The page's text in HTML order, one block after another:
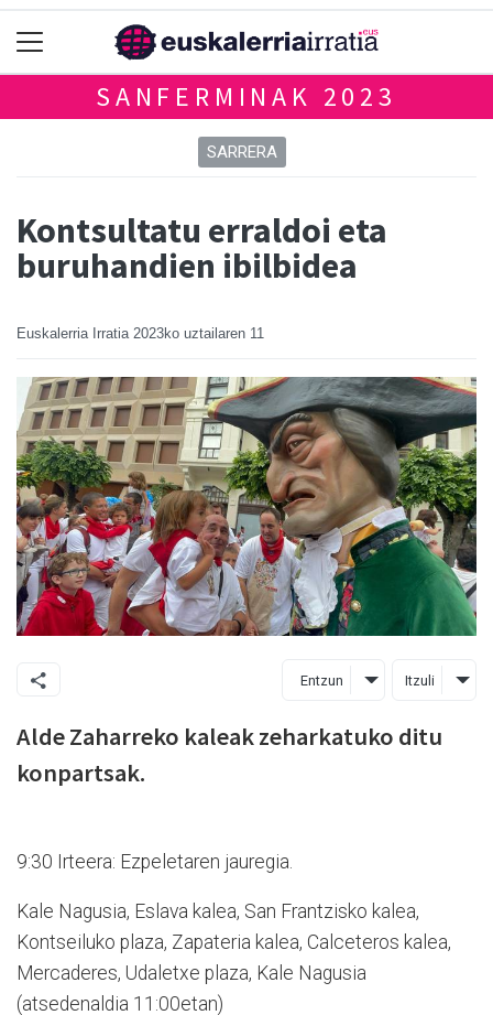
SANFERMINAK 2023
SARRERA
Kontsultatu erraldoi eta
buruhandien ibilbidea
Euskalerria Irratia 2023ko uztailaren 11
Entzun Itzuli
Alde Zaharreko kaleak zeharkatuko ditu
konpartsak.
9:30 Irteera: Ezpeletaren jauregia.
Kale Nagusia, Eslava kalea, San Frantzisko kalea,
Kontseiluko plaza, Zapateria kalea, Calceteros kalea,
Mercaderes, Udaletxe plaza, Kale Nagusia
(atsedenaldia 11:00etan)